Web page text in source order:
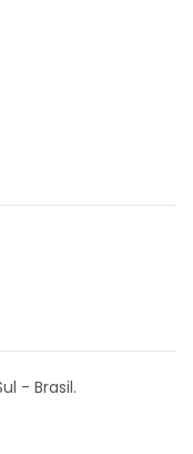
- Brasil.